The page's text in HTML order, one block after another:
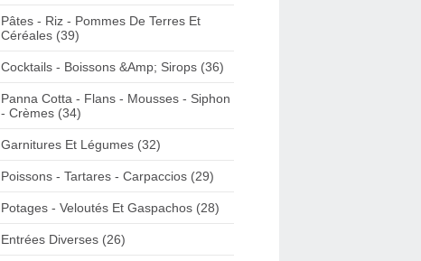
Pâtes - Riz - Pommes De Terres Et
Céréales (39)
Cocktails - Boissons &Amp; Sirops (36)
Panna Cotta - Flans - Mousses - Siphon
- Crèmes (34)
Garnitures Et Légumes (32)
Poissons - Tartares - Carpaccios (29)
Potages - Veloutés Et Gaspachos (28)
Entrées Diverses (26)